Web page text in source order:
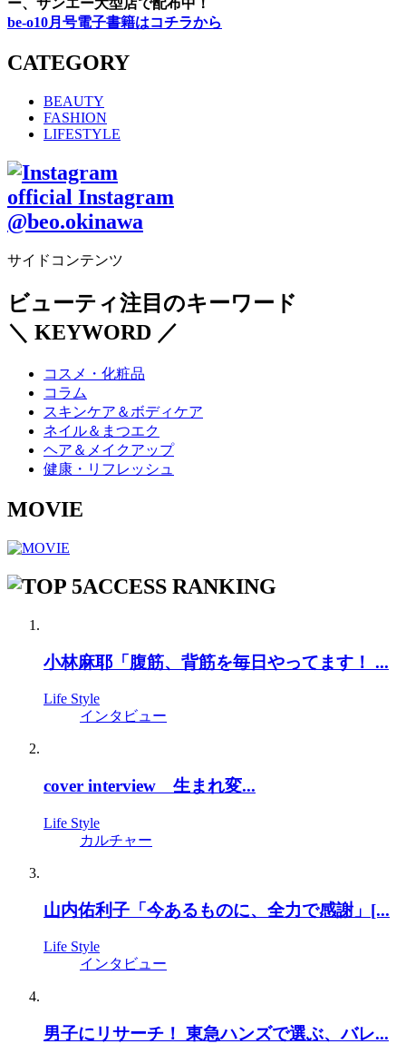
be-o10月号電子書籍はコチラから
CATEGORY
BEAUTY
FASHION
LIFESTYLE
official Instagram
@beo.okinawa
サイドコンテンツ
ビューティ注目のキーワード
＼ KEYWORD ／
コスメ・化粧品
コラム
スキンケア＆ボディケア
ネイル＆まつエク
ヘア＆メイクアップ
健康・リフレッシュ
MOVIE
ACCESS RANKING
小林麻耶「腹筋、背筋を毎日やってます！ ...
Life Style
インタビュー
cover interview 生まれ変...
Life Style
カルチャー
山内佑利子「今あるものに、全力で感謝」[...
Life Style
インタビュー
男子にリサーチ！ 東急ハンズで選ぶ、バレ...